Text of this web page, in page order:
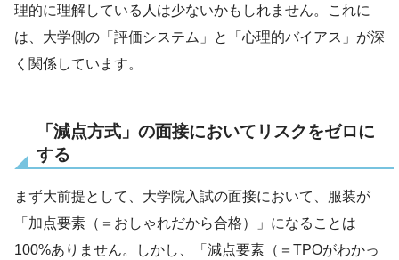
理的に理解している人は少ないかもしれません。これに
は、大学側の「評価システム」と「心理的バイアス」が深
く関係しています。
「減点方式」の面接においてリスクをゼロに
する
まず大前提として、大学院入試の面接において、服装が
「加点要素（＝おしゃれだから合格）」になることは
100%ありません。しかし、「減点要素（＝TPOがわかっ